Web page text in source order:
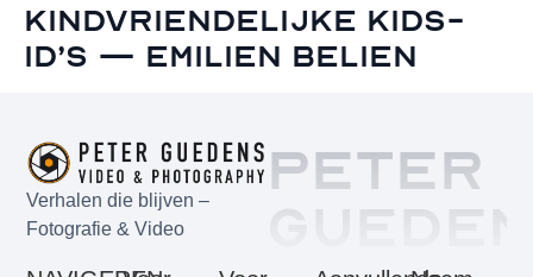
Kindvriendelijke Kids-
ID’s — Emilien Belien
Verhalen die blijven –
Fotografie & Video
Peter